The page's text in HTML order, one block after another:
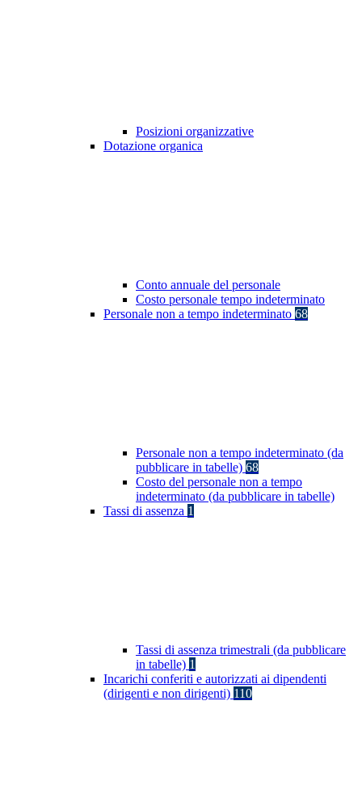
Posizioni organizzative
Dotazione organica
Conto annuale del personale
Costo personale tempo indeterminato
Personale non a tempo indeterminato 68
Personale non a tempo indeterminato (da
pubblicare in tabelle) 68
Costo del personale non a tempo
indeterminato (da pubblicare in tabelle)
Tassi di assenza 1
Tassi di assenza trimestrali (da pubblicare
in tabelle) 1
Incarichi conferiti e autorizzati ai dipendenti
(dirigenti e non dirigenti) 110